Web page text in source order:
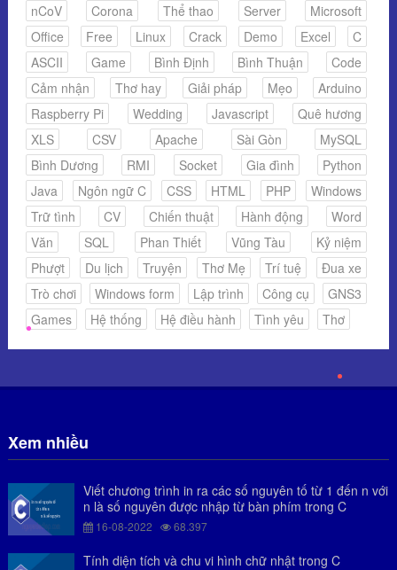
nCoV
Corona Thể thao Server
Microsoft
Office
Free Linux Crack Demo Excel
C
ASCII
Game Bình Định Bình Thuận
Code
Cảm nhận
Thơ hay Giải pháp Mẹo
Arduino
Raspberry Pi
Wedding Javascript
Quê hương
XLS
CSV Apache Sài Gòn
MySQL
Bình Dương
RMI Socket Gia đình
Python
Java
Ngôn ngữ C CSS HTML PHP
Windows
Trữ tình
CV Chiến thuật Hành động
Word
Văn
SQL Phan Thiết Vũng Tàu
Kỷ niệm
Phượt
Du lịch Truyện Thơ Mẹ Trí tuệ
Đua xe
Trò chơi
Windows form Lập trình Công cụ
GNS3
Games
Hệ thống Hệ điều hành Tình yêu Thơ
Xem nhiều
Viết chương trình in ra các số nguyên tố từ 1 đến n với
n là số nguyên được nhập từ bàn phím trong C
16-08-2022 68.397
Tính diện tích và chu vi hình chữ nhật trong C